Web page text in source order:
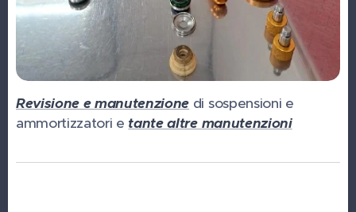
Revisione e manutenzione di sospensioni e
ammortizzatori e tante altre manutenzioni